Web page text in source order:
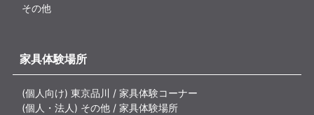
その他
家具体験場所
(個人向け) 東京品川 / 家具体験コーナー
(個人・法人) その他 / 家具体験場所